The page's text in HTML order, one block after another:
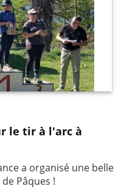
le tir à l'arc à
a organisé une belle
Pâques !